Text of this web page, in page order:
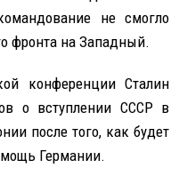
не смогло
фронта на Западный.
конференции Сталин
о вступлении СССР в
после того, как будет
Германии.